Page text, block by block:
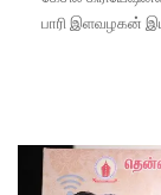
பாரி இளவழகன்